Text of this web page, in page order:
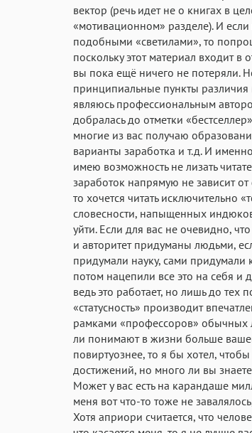
вектор (речь идет не о книгах в
«мотивационном» разделе). И
подобными «светилами», то
поскольку этот материал входит
вы пока ещё ничего не потеряли.
принципиальные пункты
являюсь профессиональным
добралась до отметки
многие из вас получаю
варианты заработка и т.д. И
имею возможность не лизать
заработок напрямую не зависит
то хочется читать исключительно
словесности, напыщенных
уйти. Если для вас не очевидно,
и авторитет придуманы людьми,
придумали науку, сами придумали
потом нацепили все это на себя
ведь это работает, но лишь до тех
«статусность» производит
рамками «профессоров» обычных
ли понимают в жизни больше
повиртуознее, то я бы хотел,
достижений, но много ли вы
Может у вас есть на карандаше
меня вот что-то тоже не
Хотя априори считается, что